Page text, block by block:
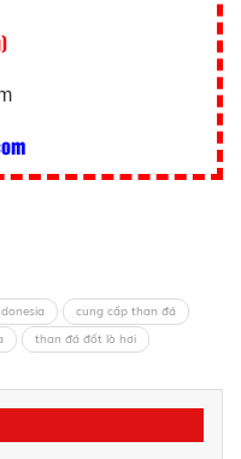
cung cấp than đá
than đá đốt lò hơi